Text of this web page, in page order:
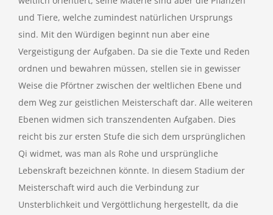
und Tiere, welche zumindest natürlichen Ursprungs
sind. Mit den Würdigen beginnt nun aber eine
Vergeistigung der Aufgaben. Da sie die Texte und Reden
ordnen und bewahren müssen, stellen sie in gewisser
Weise die Pförtner zwischen der weltlichen Ebene und
dem Weg zur geistlichen Meisterschaft dar. Alle weiteren
Ebenen widmen sich transzendenten Aufgaben. Dies
reicht bis zur ersten Stufe die sich dem ursprünglichen
Qi widmet, was man als Rohe und ursprüngliche
Lebenskraft bezeichnen könnte. In diesem Stadium der
Meisterschaft wird auch die Verbindung zur
Unsterblichkeit und Vergöttlichung hergestellt, da die